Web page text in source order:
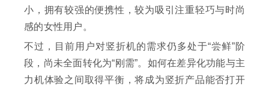
小，拥有较强的便携性，较为吸引注重轻巧与时尚
感的女性用户。
不过，目前用户对竖折机的需求仍多处于“尝鲜”阶
段，尚未全面转化为“刚需”。如何在差异化功能与主
力机体验之间取得平衡，将成为竖折产品能否打开